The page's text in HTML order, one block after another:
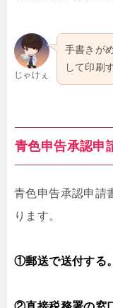
じゃけぇ
手書きが
して印刷
青色申告承認申
青色申告承認申請
ります。
①郵送で送付する